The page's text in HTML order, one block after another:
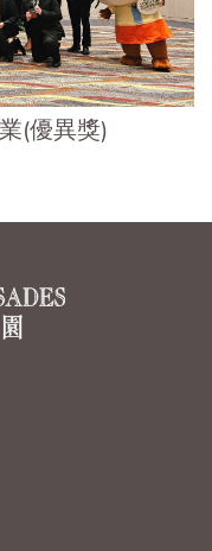
(優異獎)